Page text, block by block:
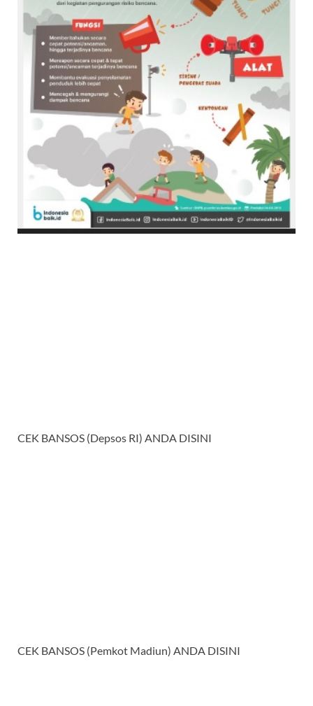
CEK BANSOS (Depsos RI) ANDA DISINI
CEK BANSOS (Pemkot Madiun) ANDA DISINI